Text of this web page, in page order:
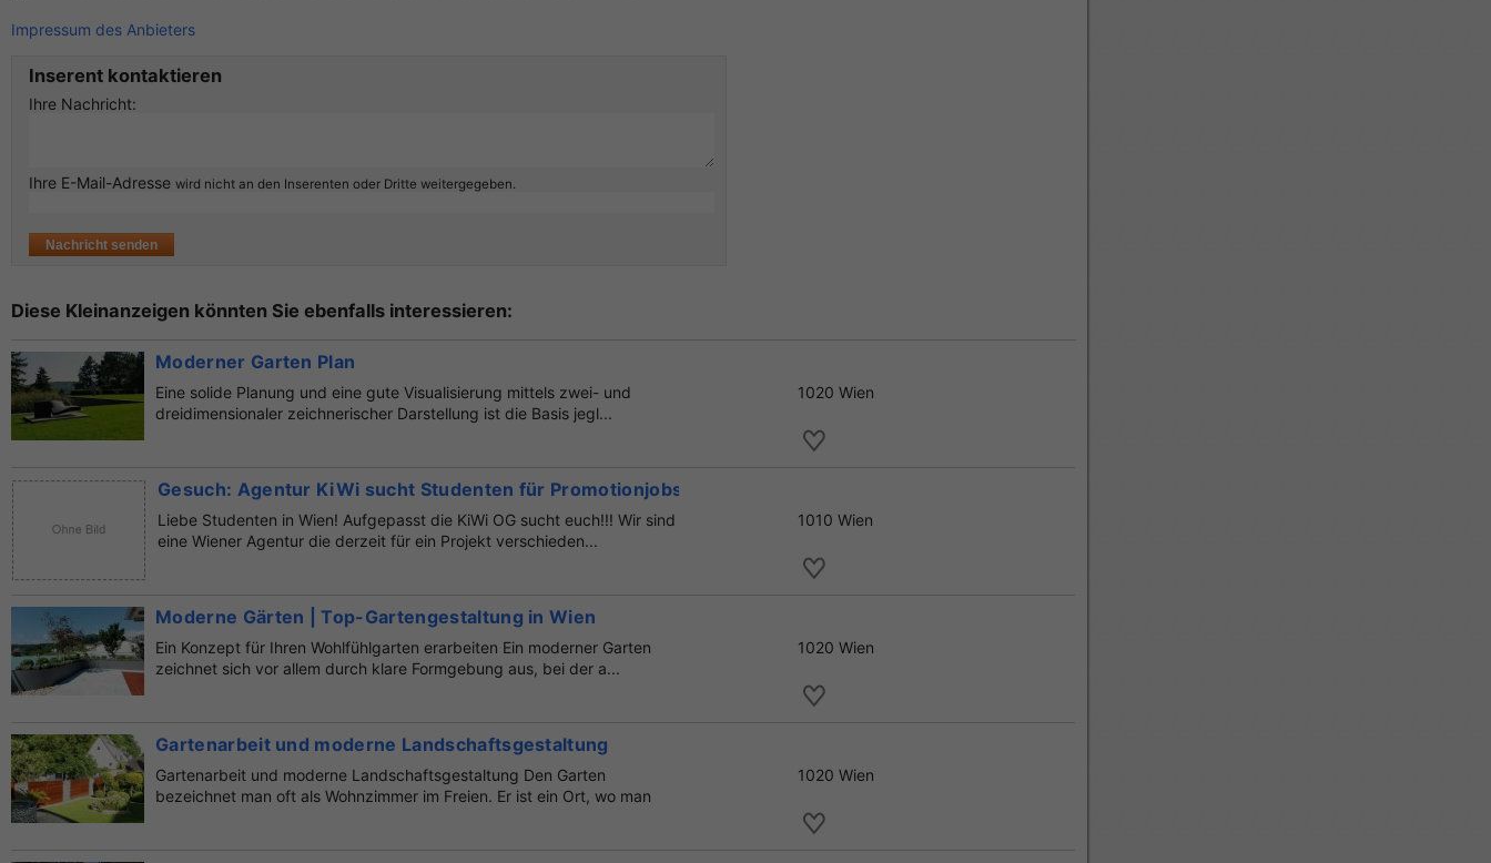
Impressum des Anbieters
Inserent kontaktieren
Ihre Nachricht:
Ihre E-Mail-Adresse wird nicht an den Inserenten oder Dritte weitergegeben.
Diese Kleinanzeigen könnten Sie ebenfalls interessieren:
Moderner Garten Plan
Eine solide Planung und eine gute Visualisierung mittels zwei- und
dreidimensionaler zeichnerischer Darstellung ist die Basis jegl...
1020 Wien
Gesuch: Agentur KiWi sucht Studenten für Promotionjobs in Wien
Liebe Studenten in Wien! Aufgepasst die KiWi OG sucht euch!!! Wir sind
eine Wiener Agentur die derzeit für ein Projekt verschieden...
1010 Wien
Moderne Gärten | Top-Gartengestaltung in Wien‎
Ein Konzept für Ihren Wohlfühlgarten erarbeiten Ein moderner Garten
zeichnet sich vor allem durch klare Formgebung aus, bei der a...
1020 Wien
Gartenarbeit und moderne Landschaftsgestaltung
Gartenarbeit und moderne Landschaftsgestaltung Den Garten
bezeichnet man oft als Wohnzimmer im Freien. Er ist ein Ort, wo man
1020 Wien